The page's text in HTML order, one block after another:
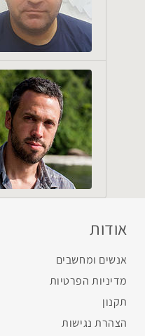
אודות
אנשים ומחשבים
מדיניות הפרטיות
תקנון
הצהרת נגישות